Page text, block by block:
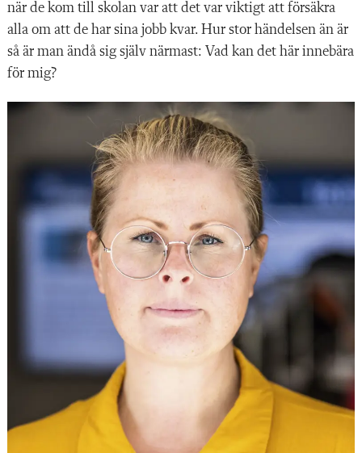
när de kom till skolan var att det var viktigt att försäkra
alla om att de har sina jobb kvar. Hur stor händelsen än är
så är man ändå sig själv närmast: Vad kan det här innebära
för mig?